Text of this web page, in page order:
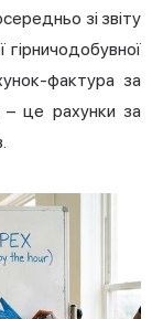
зі звіту
фактура за
– це рахунки за